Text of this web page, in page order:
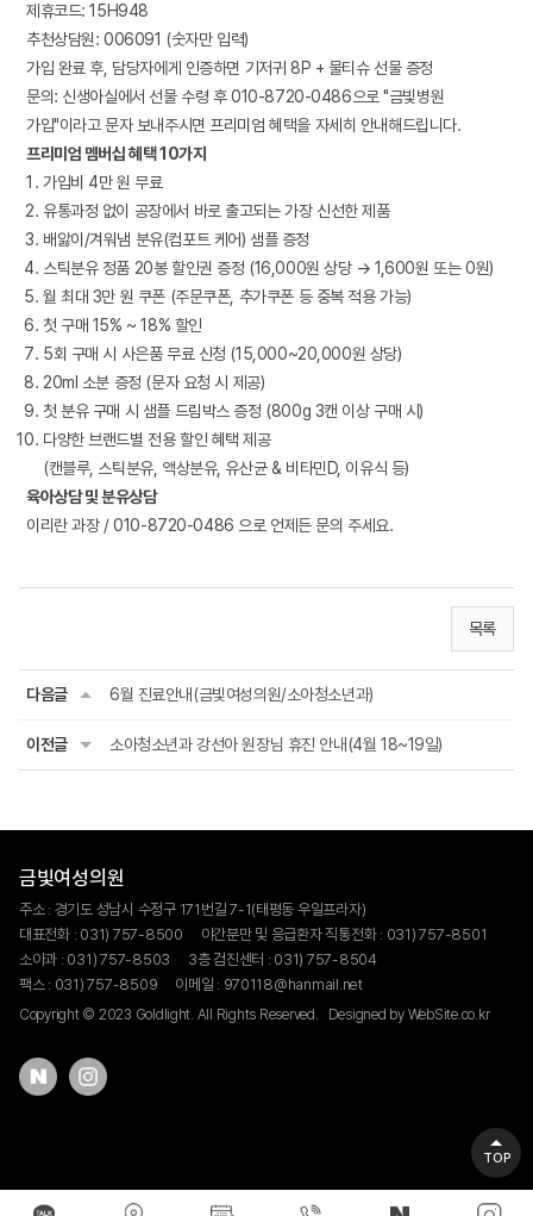
제휴코드: 15H948
추천상담원: 006091 (숫자만 입력)
가입 완료 후, 담당자에게 인증하면 기저귀 8P + 물티슈 선물 증정
문의: 신생아실에서 선물 수령 후 010-8720-0486으로 "금빛병원
가입"이라고 문자 보내주시면 프리미엄 혜택을 자세히 안내해드립니다.
프리미엄 멤버십 혜택 10가지
가입비 4만 원 무료
유통과정 없이 공장에서 바로 출고되는 가장 신선한 제품
배앓이/겨워냄 분유(컴포트 케어) 샘플 증정
스틱분유 정품 20봉 할인권 증정 (16,000원 상당 → 1,600원 또는 0원)
월 최대 3만 원 쿠폰 (주문쿠폰, 추가쿠폰 등 중복 적용 가능)
첫 구매 15% ~ 18% 할인
5회 구매 시 사은품 무료 신청 (15,000~20,000원 상당)
20ml 소분 증정 (문자 요청 시 제공)
첫 분유 구매 시 샘플 드림박스 증정 (800g 3캔 이상 구매 시)
다양한 브랜드별 전용 할인 혜택 제공
(캔블루, 스틱분유, 액상분유, 유산균 & 비타민D, 이유식 등)
육아상담 및 분유상담
이리란 과장 / 010-8720-0486 으로 언제든 문의 주세요.
목록
다음글 6월 진료안내(금빛여성의원/소아청소년과)
이전글 소아청소년과 강선아 원장님 휴진 안내(4월 18~19일)
TOP
금빛여성의원
주소 : 경기도 성남시 수정구 171번길 7-1(태평동 우일프라자)
대표전화 : 031) 757-8500
야간분만 및 응급환자 직통전화 : 031) 757-8501
소아과 : 031) 757-8503
3층 검진센터 : 031) 757-8504
팩스 : 031) 757-8509
이메일 : 970118@hanmail.net
Copyright © 2023 Goldlight. All Rights Reserved. Designed by WebSite.co.kr